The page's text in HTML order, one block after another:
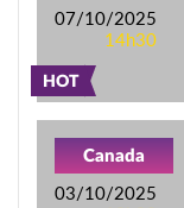
HOT
07/10/2025
14h30
Canada
03/10/2025